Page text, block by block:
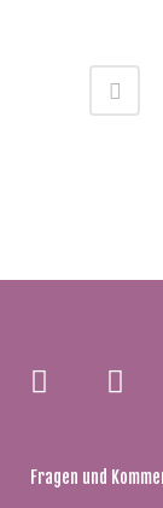
Fragen und